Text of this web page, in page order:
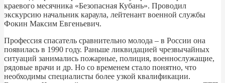
краевого месячника «Безопасная Кубань». Проводил
экскурсию начальник караула, лейтенант военной службы
Фокин Максим Евгеньевич.
Профессия спасатель сравнительно молода – в России она
появилась в 1990 году. Раньше ликвидацией чрезвычайных
ситуаций занимались пожарные, полиция, военнослужащие,
рядовые врачи и др. Но со временем стало понятно, что
необходимы специалисты более узкой квалификации.